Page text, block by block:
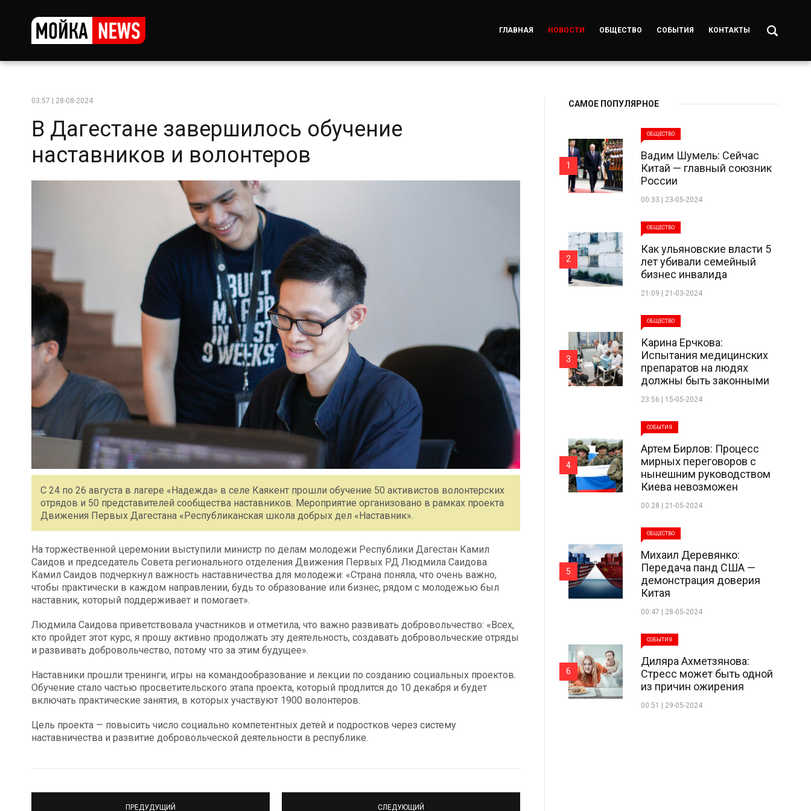
ГЛАВНАЯ НОВОСТИ ОБЩЕСТВО СОБЫТИЯ КОНТАКТЫ
03:57 | 28-08-2024
В Дагестане завершилось обучение
наставников и волонтеров
С 24 по 26 августа в лагере «Надежда» в селе Каякент прошли обучение 50 активистов волонтерских
отрядов и 50 представителей сообщества наставников. Мероприятие организовано в рамках проекта
Движения Первых Дагестана «Республиканская школа добрых дел «Наставник».
На торжественной церемонии выступили министр по делам молодежи Республики Дагестан Камил
Саидов и председатель Совета регионального отделения Движения Первых РД Людмила Саидова.
Камил Саидов подчеркнул важность наставничества для молодежи: «Страна поняла, что очень важно,
чтобы практически в каждом направлении, будь то образование или бизнес, рядом с молодежью был
наставник, который поддерживает и помогает».
Людмила Саидова приветствовала участников и отметила, что важно развивать добровольчество: «Всех,
кто пройдет этот курс, я прошу активно продолжать эту деятельность, создавать добровольческие отряды
и развивать добровольчество, потому что за этим будущее».
Наставники прошли тренинги, игры на командообразование и лекции по созданию социальных проектов.
Обучение стало частью просветительского этапа проекта, который продлится до 10 декабря и будет
включать практические занятия, в которых участвуют 1900 волонтеров.
Цель проекта — повысить число социально компетентных детей и подростков через систему
наставничества и развитие добровольческой деятельности в республике.
ПРЕДУДУЩИЙ СЛЕДУЮЩИЙ
САМОЕ ПОПУЛЯРНОЕ
ОБЩЕСТВО
Вадим Шумель: Сейчас
Китай — главный союзник
России
00:33 | 23-05-2024
1
ОБЩЕСТВО
Как ульяновские власти 5
лет убивали семейный
бизнес инвалида
21:09 | 21-03-2024
2
ОБЩЕСТВО
Карина Ерчкова:
Испытания медицинских
препаратов на людях
должны быть законными
23:56 | 15-05-2024
3
СОБЫТИЯ
Артем Бирлов: Процесс
мирных переговоров с
нынешним руководством
Киева невозможен
00:28 | 21-05-2024
4
ОБЩЕСТВО
Михаил Деревянко:
Передача панд США —
демонстрация доверия
Китая
00:47 | 28-05-2024
5
СОБЫТИЯ
Диляра Ахметзянова:
Стресс может быть одной
из причин ожирения
00:51 | 29-05-2024
6